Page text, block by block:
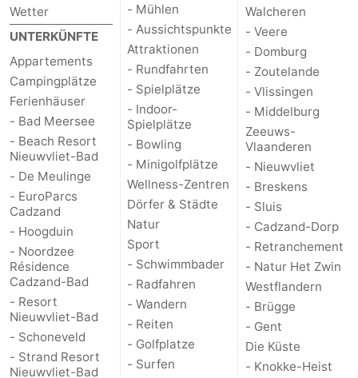
trinken
Praktisch
Forum
Route
-
Parken
Reisebuchshop
Medizin
Adressen
Region
Zeeland
Walcheren
-
Veere
-
Wetter
UNTERKÜNFTE
Appartements
Campingplätze
Ferienhäuser
- Bad Meersee
- Beach Resort
Nieuwvliet-Bad
- De Meulinge
- EuroParcs
Cadzand
- Hoogduin
- Noordzee
Résidence
Cadzand-Bad
- Resort
Nieuwvliet-Bad
- Schoneveld
- Strand Resort
Nieuwvliet-Bad
- Mühlen
- Aussichtspunkte
Attraktionen
- Rundfahrten
- Spielplätze
- Indoor-
Spielplätze
- Bowling
- Minigolfplätze
Wellness-Zentren
Dörfer & Städte
Natur
Sport
- Schwimmbader
- Radfahren
- Wandern
- Reiten
- Golfplatze
- Surfen
Walcheren
- Veere
- Domburg
- Zoutelande
- Vlissingen
- Middelburg
Zeeuws-
Vlaanderen
- Nieuwvliet
- Breskens
- Sluis
- Cadzand-Dorp
- Retranchement
- Natur Het Zwin
Westflandern
- Brügge
- Gent
Die Küste
- Knokke-Heist